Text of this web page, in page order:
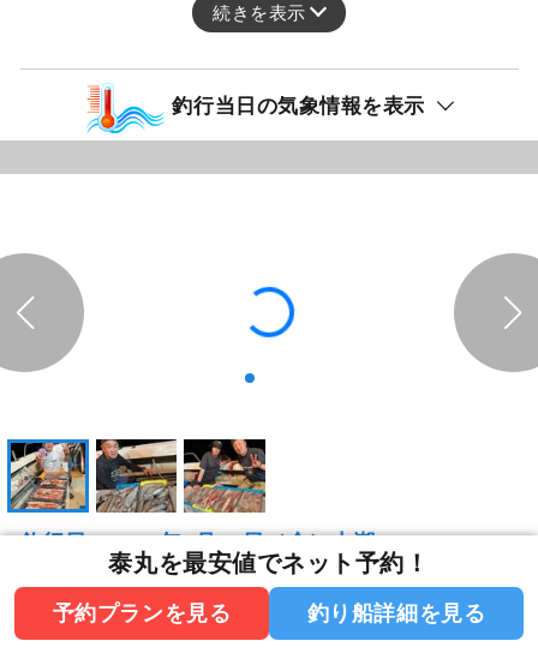
泰丸を最安値でネット予約！
予約プランを見る 釣り船詳細を見る
続きを表示
釣行当日の気象情報を表示
釣行日：2026年7月31日（金）中潮
マイカ 竿頭53匹
泰丸の釣果。 マイカ半夜便。 今日の半夜便は、